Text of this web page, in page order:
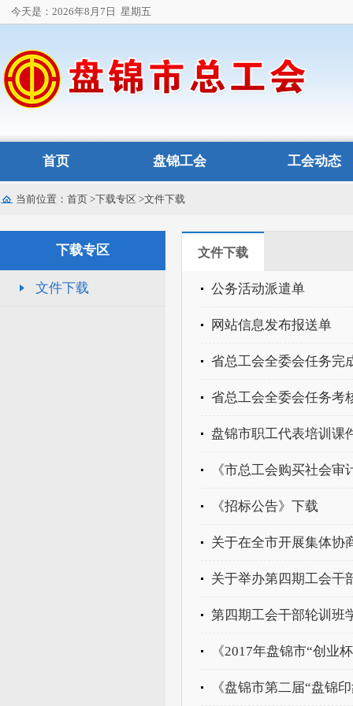
今天是：2026年8月7日 星期五
首页 盘锦工会 工会动态
当前位置： 首页 >下载专区 >文件下载
下载专区
文件下载
文件下载
公务活动派遣单
网站信息发布报送单
省总工会全委会任务完
省总工会全委会任务考
盘锦市职工代表培训课
《市总工会购买社会
《招标公告》下载
关于在全市开展集体协
关于举办第四期工会干
第四期工会干部轮训班
《2017年盘锦市“创业
《盘锦市第二届“盘锦